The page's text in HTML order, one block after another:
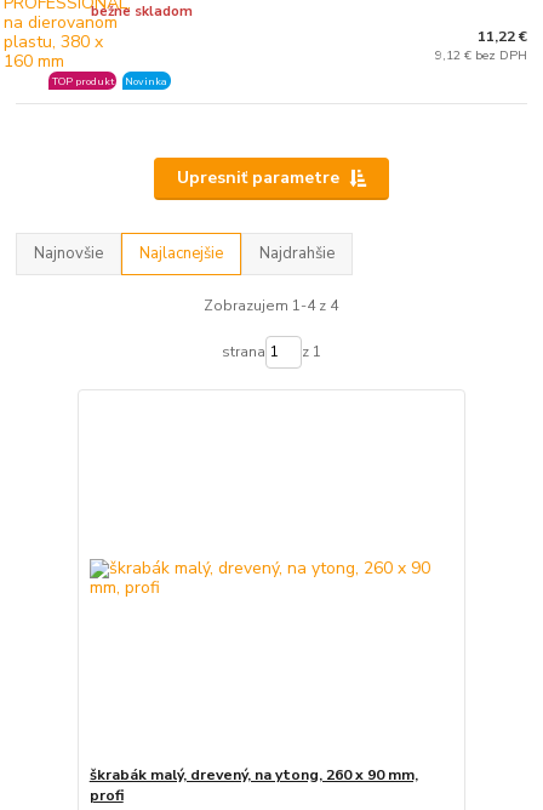
bežne skladom
TOP produkt Novinka
11,22 €
9,12 € bez DPH
Upresniť parametre
Najnovšie Najlacnejšie Najdrahšie
Zobrazujem 1-4 z 4
strana z 1
škrabák malý, drevený, na ytong, 260 x 90 mm,
profi